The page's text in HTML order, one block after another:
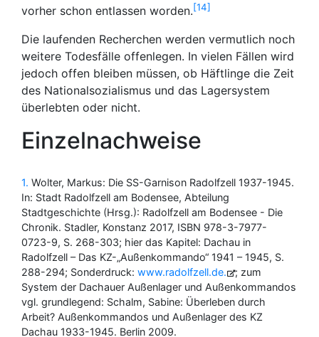
vorher schon entlassen worden. 14
Die laufenden Recherchen werden vermutlich noch
weitere Todesfälle offenlegen. In vielen Fällen wird
jedoch offen bleiben müssen, ob Häftlinge die Zeit
des Nationalsozialismus und das Lagersystem
überlebten oder nicht.
Einzelnachweise
1 Wolter, Markus: Die SS-Garnison Radolfzell 1937-1945.
In: Stadt Radolfzell am Bodensee, Abteilung
Stadtgeschichte (Hrsg.): Radolfzell am Bodensee - Die
Chronik. Stadler, Konstanz 2017, ISBN 978-3-7977-
0723-9, S. 268-303; hier das Kapitel: Dachau in
Radolfzell – Das KZ-„Außenkommando“ 1941 – 1945, S.
288-294; Sonderdruck: www.radolfzell.de
; zum
System der Dachauer Außenlager und Außenkommandos
vgl. grundlegend: Schalm, Sabine: Überleben durch
Arbeit? Außenkommandos und Außenlager des KZ
Dachau 1933-1945. Berlin 2009.